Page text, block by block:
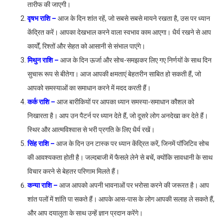
तारीफ की जाएगी।
वृषभ राशि – आज के दिन शांत रहें, जो सबसे सबसे मायने रखता है, उस पर ध्यान
केंद्रित करें। आपका देखभाल करने वाला स्वभाव काम आएगा। धैर्य रखने से आप
कार्यों, रिश्तों और सेहत को आसानी से संभाल पाएंगे।
मिथुन राशि – आज के दिन ऊर्जा और सोच-समझकर लिए गए निर्णयों के साथ दिन
सुचारू रूप से बीतेगा। आज आपकी क्षमताएं बेहतरीन साबित हो सकती हैं, जो
आपको समस्याओं का समाधान करने में मदद करती हैं।
कर्क राशि – आज बारीकियों पर आपका ध्यान समस्या-समाधान कौशल को
निखारता है। आप उन पैटर्न पर ध्यान देते हैं, जो दूसरे लोग अनदेखा कर देते हैं।
स्थिर और आत्मविश्वास से भरी प्रगति के लिए धैर्य रखें।
सिंह राशि – आज के दिन उन टास्क पर ध्यान केंद्रित करें, जिनमें पॉजिटिव सोच
की आवश्यकता होती है। जल्दबाजी में फैसले लेने से बचें, क्योंकि सावधानी के साथ
विचार करने से बेहतर परिणाम मिलते हैं।
कन्या राशि – आज आपको अपनी भावनाओं पर भरोसा करने की जरूरत है। आप
शांत पलों में शांति पा सकते हैं। आपके आस-पास के लोग आपकी सलाह ले सकते हैं,
और आप दयालुता के साथ उन्हें ज्ञान प्रदान करेंगे।